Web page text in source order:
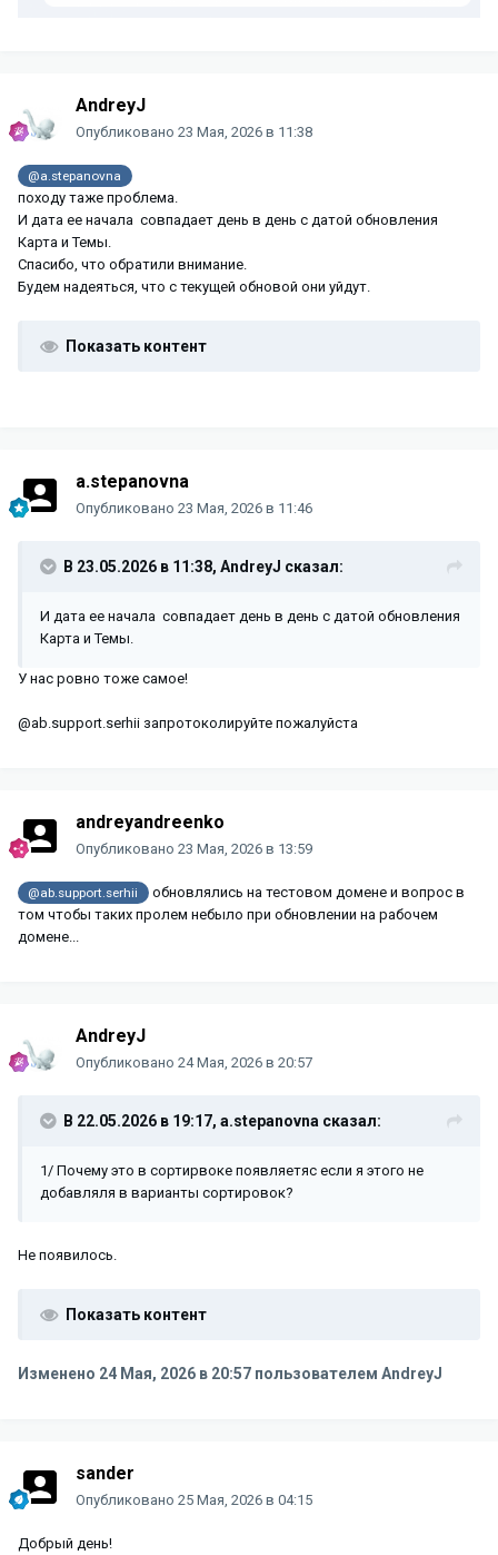
AndreyJ
Опубликовано 23 Мая, 2026 в 11:38
@a.stepanovna
походу таже проблема.
И дата ее начала совпадает день в день с датой обновления
Карта и Темы.
Спасибо, что обратили внимание.
Будем надеяться, что с текущей обновой они уйдут.
Показать контент
a.stepanovna
Опубликовано 23 Мая, 2026 в 11:46
В 23.05.2026 в 11:38, AndreyJ сказал:
И дата ее начала совпадает день в день с датой обновления
Карта и Темы.
У нас ровно тоже самое!
@ab.support.serhii запротоколируйте пожалуйста
andreyandreenko
Опубликовано 23 Мая, 2026 в 13:59
@ab.support.serhii
обновлялись на тестовом домене и вопрос в
том чтобы таких пролем небыло при обновлении на рабочем
домене...
AndreyJ
Опубликовано 24 Мая, 2026 в 20:57
В 22.05.2026 в 19:17, a.stepanovna сказал:
1/ Почему это в сортирвоке появляетяс если я этого не
добавляля в варианты сортировок?
Не появилось.
Показать контент
Изменено 24 Мая, 2026 в 20:57 пользователем AndreyJ
sander
Опубликовано 25 Мая, 2026 в 04:15
Добрый день!